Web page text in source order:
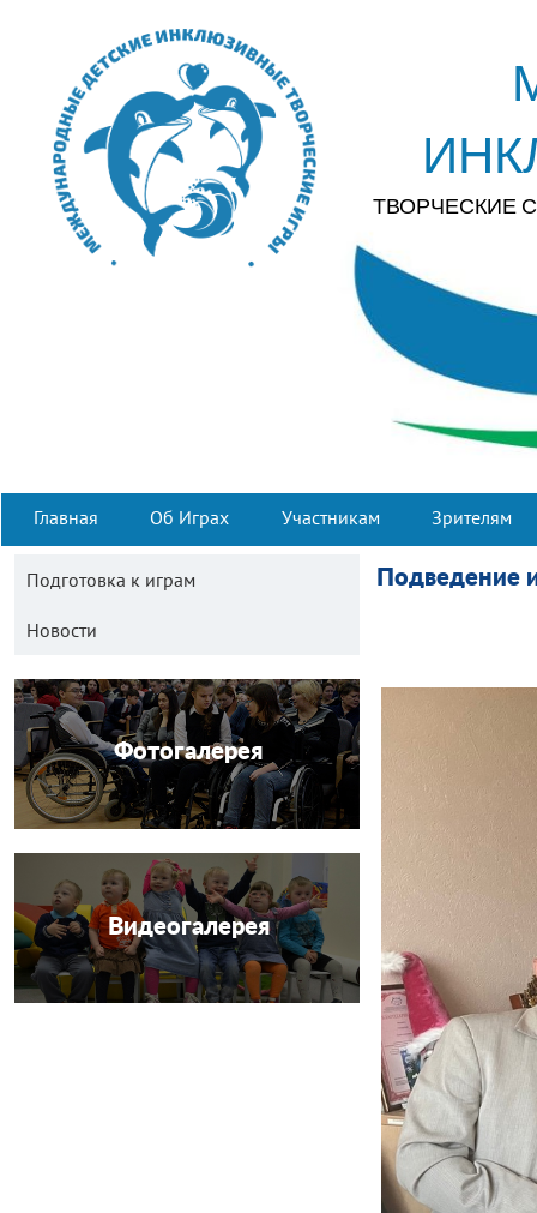
Главная Об Играх Участникам Зрителям
ТВОРЧЕСКИЕ
Подготовка к играм
Новости
Фотогалерея
Видеогалерея
Подведение